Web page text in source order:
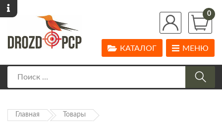
0
МЕНЮ
КАТАЛОГ
Главная Товары